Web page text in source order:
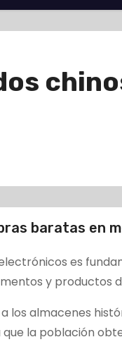
baratas en
es
y productos
los almacenes
la población